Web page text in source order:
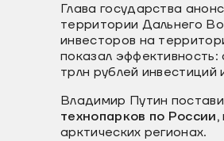
Глава государства
территории Дальнего
инвесторов на
показал
трлн рублей
Владимир Путин
технопарков по России,
арктических регионах.